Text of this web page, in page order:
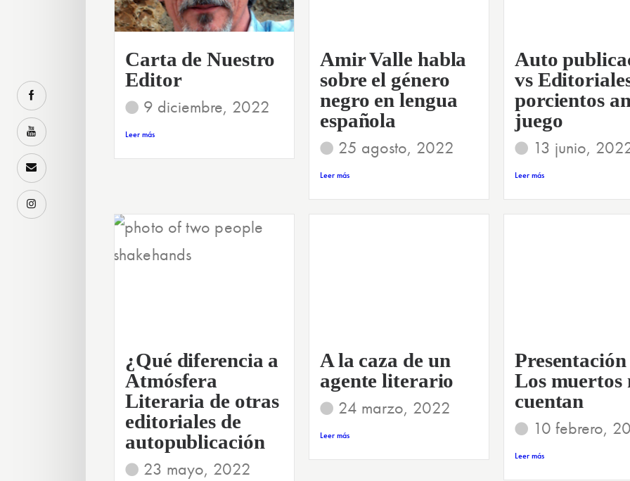
Carta de Nuestro
Editor
9 diciembre, 2022
Leer más
Amir Valle habla
sobre el género
negro en lengua
española
25 agosto, 2022
Leer más
Auto
vs
porcientos
juego
13 junio,
Leer más
¿Qué diferencia a
Atmósfera
Literaria de otras
editoriales de
autopublicación
23 mayo, 2022
A la caza de un
agente literario
24 marzo, 2022
Leer más
Presentación
Los muertos
cuentan
10 febrero,
Leer más